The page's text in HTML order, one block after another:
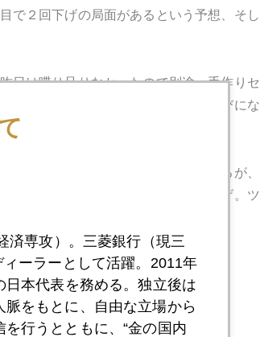
で２回下げの局面があるという予想、そ
日は喋り足りなかったので別途、手作り
由はいずれ分かりますが）、延び延びに
て、その直後は４回とも下げ。ところが
うです。出版で下げ、セミナーで上げ。
済専攻）。三菱銀行（現三
ーラーとして活躍。2011年
本代表を務める。独立後は
をもとに、自由な立場から
行うとともに、“金の国内